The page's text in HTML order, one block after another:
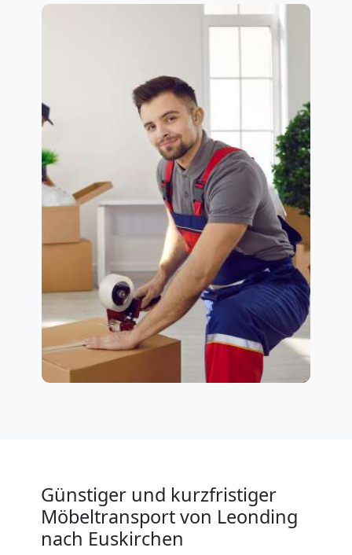
Günstiger und kurzfristiger
Möbeltransport von Leonding
nach Euskirchen